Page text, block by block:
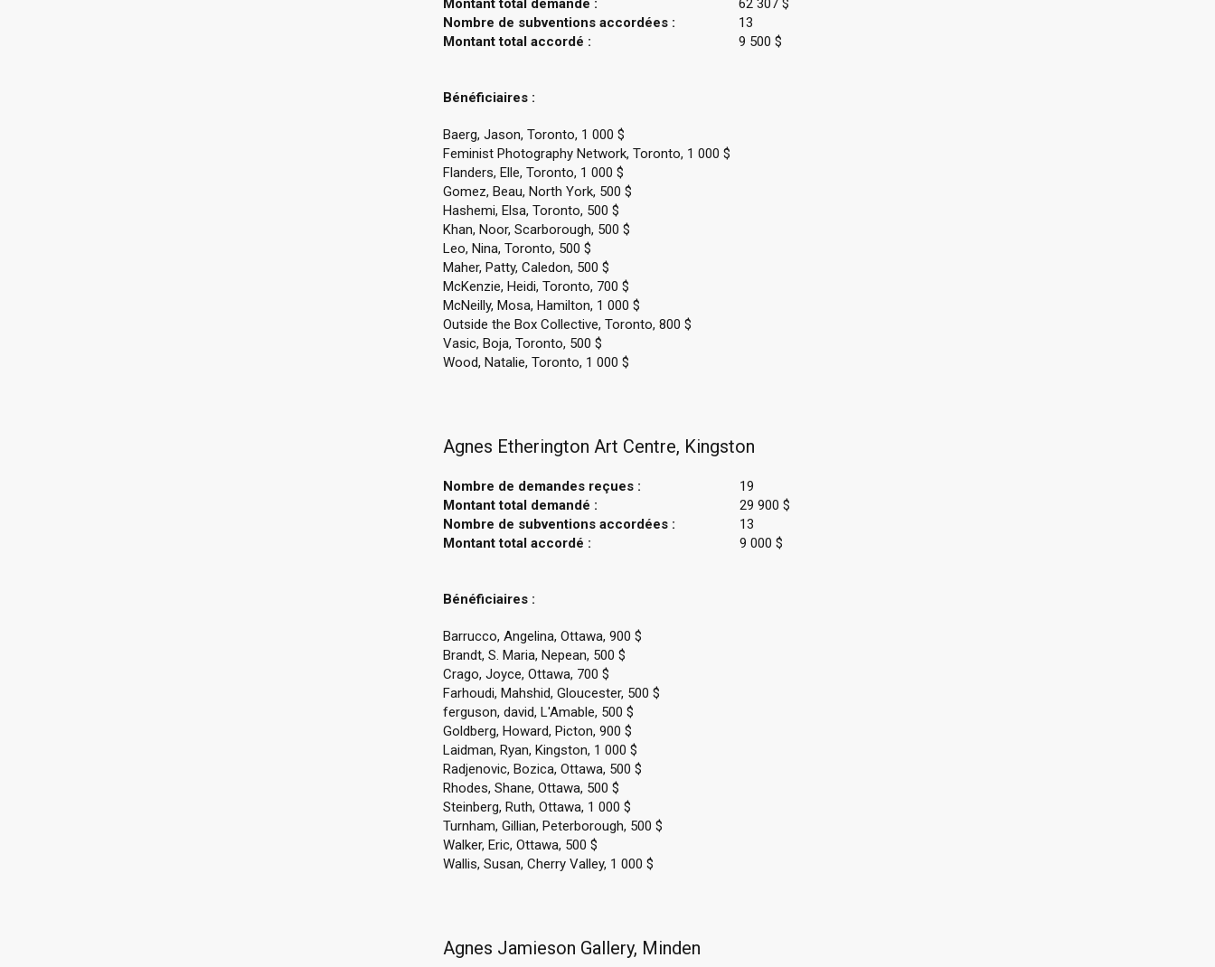
Montant total demandé :
62 307 $
Nombre de subventions accordées :
13
Montant total accordé :
9 500 $
Bénéficiaires :
Baerg, Jason, Toronto, 1 000 $
Feminist Photography Network, Toronto, 1 000 $
Flanders, Elle, Toronto, 1 000 $
Gomez, Beau, North York, 500 $
Hashemi, Elsa, Toronto, 500 $
Khan, Noor, Scarborough, 500 $
Leo, Nina, Toronto, 500 $
Maher, Patty, Caledon, 500 $
McKenzie, Heidi, Toronto, 700 $
McNeilly, Mosa, Hamilton, 1 000 $
Outside the Box Collective, Toronto, 800 $
Vasic, Boja, Toronto, 500 $
Wood, Natalie, Toronto, 1 000 $
Agnes Etherington Art Centre, Kingston
Nombre de demandes reçues :
19
Montant total demandé :
29 900 $
Nombre de subventions accordées :
13
Montant total accordé :
9 000 $
Bénéficiaires :
Barrucco, Angelina, Ottawa, 900 $
Brandt, S. Maria, Nepean, 500 $
Crago, Joyce, Ottawa, 700 $
Farhoudi, Mahshid, Gloucester, 500 $
ferguson, david, L'Amable, 500 $
Goldberg, Howard, Picton, 900 $
Laidman, Ryan, Kingston, 1 000 $
Radjenovic, Bozica, Ottawa, 500 $
Rhodes, Shane, Ottawa, 500 $
Steinberg, Ruth, Ottawa, 1 000 $
Turnham, Gillian, Peterborough, 500 $
Walker, Eric, Ottawa, 500 $
Wallis, Susan, Cherry Valley, 1 000 $
Agnes Jamieson Gallery, Minden